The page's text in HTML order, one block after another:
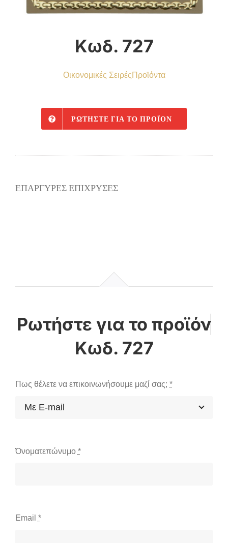
Κωδ. 727
Οικονομικές Σειρές Προϊόντα
ΡΩΤΉΣΤΕ ΓΙΑ ΤΟ ΠΡΟΪΌΝ
ΕΠΑΡΓΥΡΕΣ ΕΠΙΧΡΥΣΕΣ
Κωδ. 727
Πως θέλετε να επικοινωνήσουμε μαζί σας; *
Όνοματεπώνυμο *
Email *